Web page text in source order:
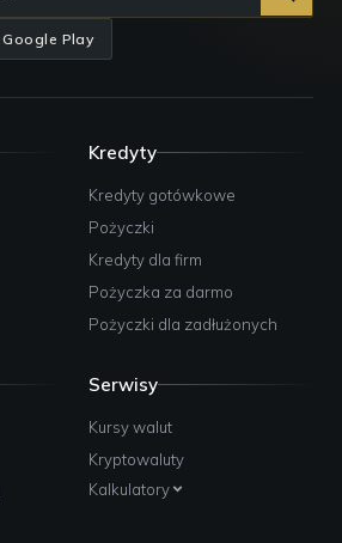
Google Play
Kredyty
Kredyty gotówkowe
Pożyczki
Kredyty dla firm
Pożyczka za darmo
Pożyczki dla zadłużonych
Serwisy
Kursy walut
Kryptowaluty
Kalkulatory